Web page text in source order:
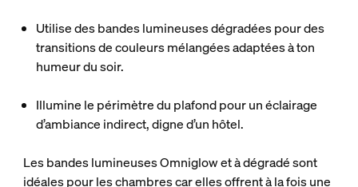
Utilise des bandes lumineuses dégradéespour des
transitions de couleurs mélangées adaptées à ton
humeur du soir.
Illumine le périmètre du plafondpour un éclairage
d’ambiance indirect, digne d’un hôtel.
Les bandes lumineuses Omniglow et à dégradé sont
idéales pour les chambres car elles offrent à la fois une